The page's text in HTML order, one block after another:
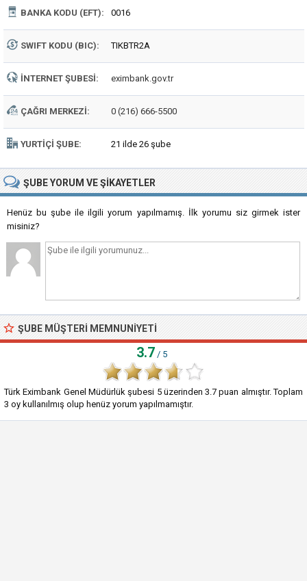
BANKA KODU (EFT): 0016
SWIFT KODU (BIC): TIKBTR2A
İNTERNET ŞUBESI: eximbank.gov.tr
ÇAĞRI MERKEZI: 0 (216) 666-5500
YURTIÇI ŞUBE: 21 ilde 26 şube
ŞUBEYORUM VE ŞIKAYETLER
Henüz bu şube ile ilgili yorum yapılmamış. İlk yorumu siz girmek ister
misiniz?
ŞUBE MÜŞTERI MEMNUNIYETI
3.7 / 5
Türk Eximbank Genel Müdürlük şubesi 5üzerinden3.7 puan almıştır. Toplam
3 oy kullanılmış olup henüz yorum yapılmamıştır.